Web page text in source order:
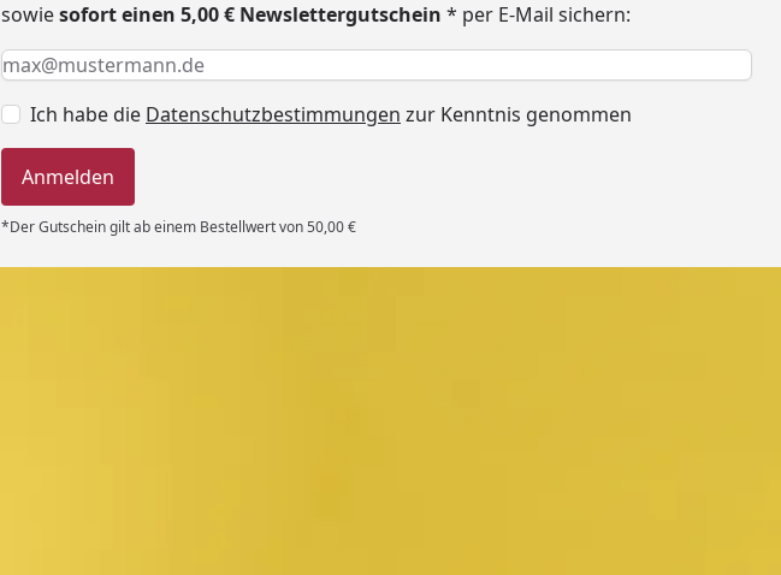
sowiesofort einen 5,00 € Newslettergutschein * per E-Mail sichern:
Keine Eingabe erforderlich
Eingabe erforderlich
E-Mail *
Ich habe die Datenschutzbestimmungen zur Kenntnis genommen
Anmelden
*Der Gutschein gilt ab einem Bestellwert von 50,00 €